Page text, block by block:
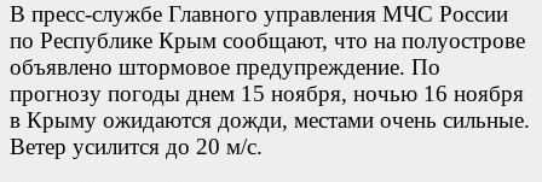
В пресс-службе Главного управления МЧС России
по Республике Крым сообщают, что на полуострове
объявлено штормовое предупреждение. По
прогнозу погоды днем 15 ноября, ночью 16 ноября
в Крыму ожидаются дожди, местами очень сильные.
Ветер усилится до 20 м/с.